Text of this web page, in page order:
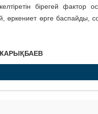
келтіретін бірегей
өркениет өрге баспайды,
ЖАРЫҚБАЕВ